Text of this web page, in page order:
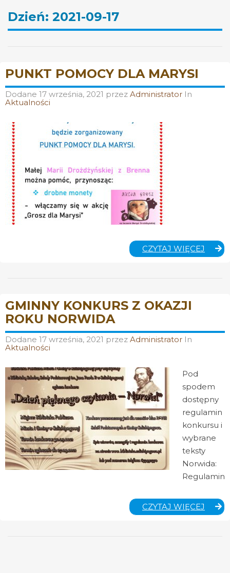
Dzień: 2021-09-17
PUNKT POMOCY DLA MARYSI
Dodane 17 września, 2021 przez Administrator In
Aktualności
CZYTAJ WIĘCEJ
GMINNY KONKURS Z OKAZJI
ROKU NORWIDA
Dodane 17 września, 2021 przez Administrator In
Aktualności
Pod
spodem
dostępny
regulamin
konkursu i
wybrane
teksty
Norwida:
Regulamin
CZYTAJ WIĘCEJ